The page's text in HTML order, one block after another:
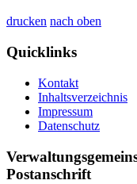
drucken nach oben
Quicklinks
Kontakt
Inhaltsverzeichnis
Impressum
Datenschutz
Postanschrift